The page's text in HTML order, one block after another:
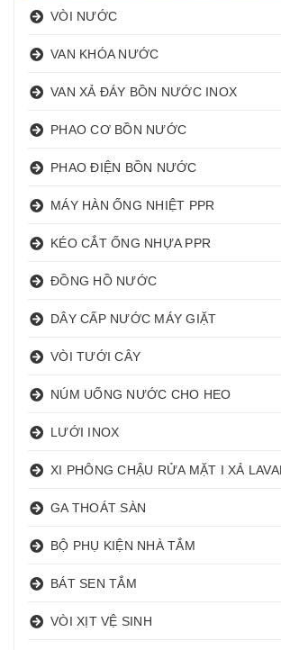
VÒI NƯỚC
VAN KHÓA NƯỚC
VAN XẢ ĐÁY BỒN NƯỚC INOX
PHAO CƠ BỒN NƯỚC
PHAO ĐIỆN BỒN NƯỚC
MÁY HÀN ỐNG NHIỆT PPR
KÉO CẮT ỐNG NHỰA PPR
ĐỒNG HỒ NƯỚC
DÂY CẤP NƯỚC MÁY GIẶT
VÒI TƯỚI CÂY
NÚM UỐNG NƯỚC CHO HEO
LƯỚI INOX
XI PHÔNG CHẬU RỬA MẶT I XẢ
GA THOÁT SÀN
BỘ PHỤ KIỆN NHÀ TẮM
BÁT SEN TẮM
VÒI XỊT VỆ SINH